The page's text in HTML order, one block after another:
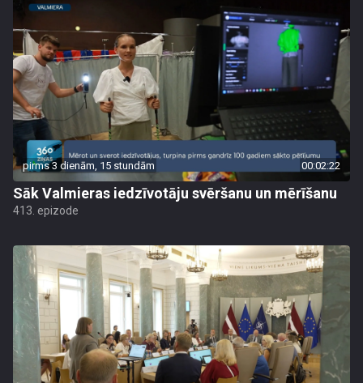
pirms 3 dienām, 15 stundām 00:02:22
Sāk Valmieras iedzīvotāju svēršanu un mērīšanu
413. epizode